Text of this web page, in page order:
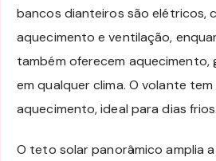
bancos dianteiros são elétricos,
aquecimento e ventilação,
também oferecem
em qualquer clima. O volante
aquecimento, ideal para dias frios.
O teto solar panorâmico amplia